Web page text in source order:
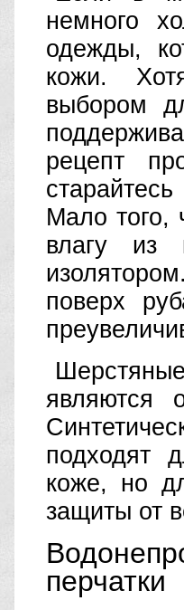
немного
одежды,
кожи.
выбором
рецепт
Мало того,
влагу из
поверх
являются
подходят
коже, но
защиты от
перчатки